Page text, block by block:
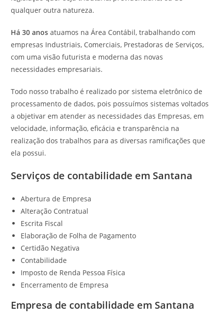
qualquer outra natureza.
Há 30 anos atuamos na Área Contábil, trabalhando com
empresas Industriais, Comerciais, Prestadoras de Serviços,
com uma visão futurista e moderna das novas
necessidades empresariais.
Todo nosso trabalho é realizado por sistema eletrônico de
processamento de dados, pois possuímos sistemas voltados
a objetivar em atender as necessidades das Empresas, em
velocidade, informação, eficácia e transparência na
realização dos trabalhos para as diversas ramificações que
ela possui.
Serviços de contabilidade em Santana
Abertura de Empresa
Alteração Contratual
Escrita Fiscal
Elaboração de Folha de Pagamento
Certidão Negativa
Contabilidade
Imposto de Renda Pessoa Física
Encerramento de Empresa
Empresa de contabilidade em Santana